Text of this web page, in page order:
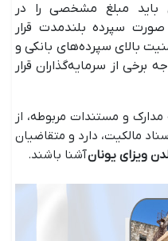
باید مبلغ مشخصی را در
سپرده بلندمدت قرار
بالای سپرده‌های بانکی و
برخی از سرمایه‌گذاران قرار
و مستندات مربوطه، از
مالکیت، دارد و متقاضیان
ویزای یونانآشنا باشند.